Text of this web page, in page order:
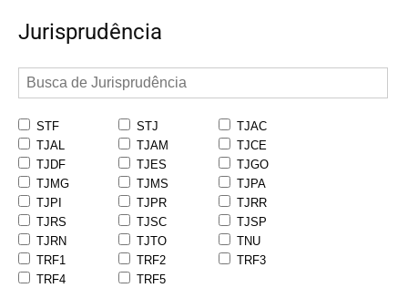
Jurisprudência
STF STJ
TJAC
TJAL
TJAM
TJCE
TJDF
TJES
TJGO
TJMG
TJMS
TJPA
TJPI
TJPR
TJRR
TJRS
TJSC
TJSP
TJRN
TJTO
TNU
TRF1
TRF2
TRF3
TRF4
TRF5